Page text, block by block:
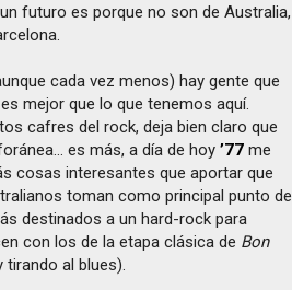
futuro es porque no son de Australia,
cada vez menos) hay gente que
mejor que lo que tenemos aquí.
cafres del rock, deja bien claro que
es más, a día de hoy’77 me
cosas interesantes que aportar que
toman como principal punto de
destinados a un hard-rock para
con los de la etapa clásica de Bon
al blues).